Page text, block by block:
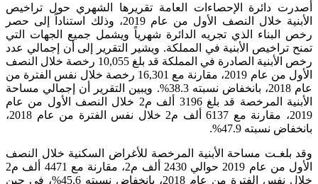
أصدرت دائرة الإحصاءات العامة تقريرها الشهري حول تراخيص
الأبنية خلال النصف الأول من عام 2019، وذلك استناداً إلى حصر
رخص البناء الذي تجريه الدائرة شهرياً ويشمل جميع الجهات التي
تمنح تراخيص الأبنية في المملكة. ويشير التقرير إلى أن إجمالي عدد
رخص الأبنية الصادرة في المملكة قد بلغ 10,055 رخصة خلال النصف
الأول من عام 2019، مقارنة مع 16,301 رخصة خلال نفس الفترة من
عام 2018، بانخفاض نسبته 38.3%. ويبين التقرير أن إجمالي مساحة
الأبنية المرخصة قد بلغ 3196 ألف م2 خلال النصف الأول من عام
2019، مقارنة مع 6137 ألف م2 خلال نفس الفترة من عام 2018،
بانخفاض نسبته 47.9%.
وقد بلغـت مساحة الأبنية المرخصة للأغراض السكنية خلال النصف
الأول من عام 2019 حوالي 2430 ألف م2، مقارنة مع 4471 ألف م2
خلال نفس الفترة من عام 2018، بانخفاض نسبته 45.6%، في حين